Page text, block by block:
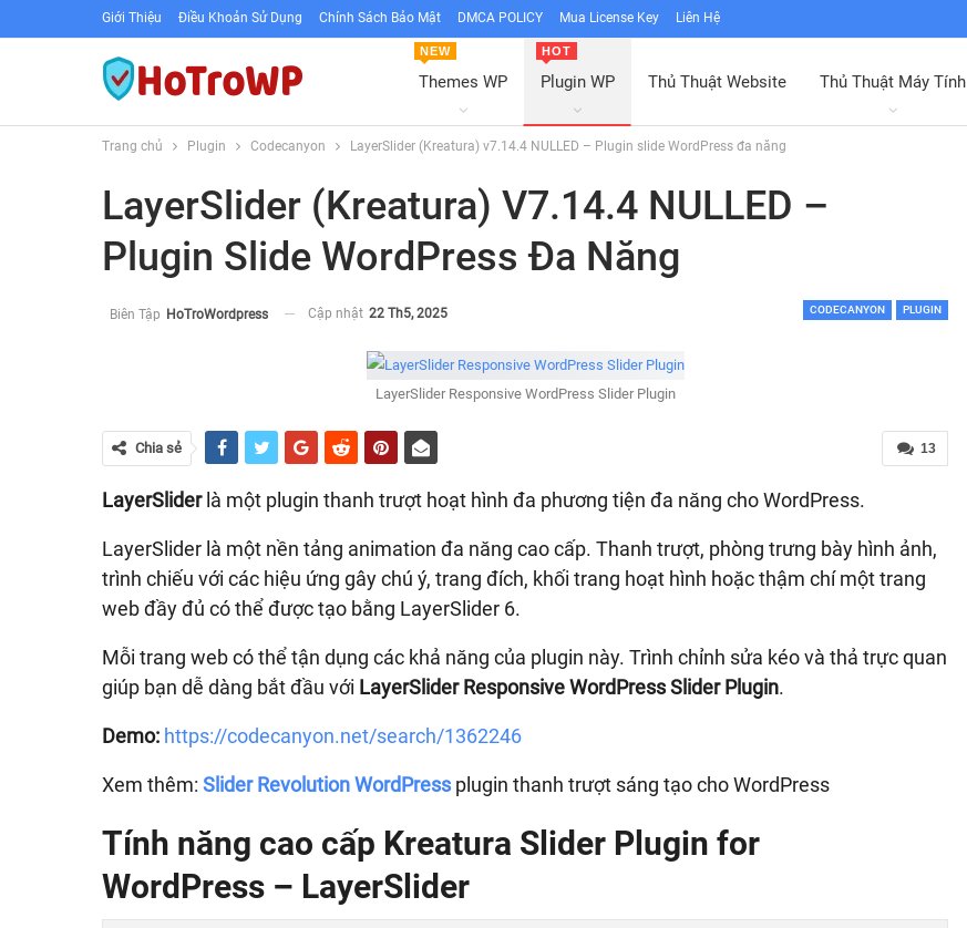
Giới Thiệu Điều Khoản Sử Dụng Chính Sách Bảo Mật DMCA POLICY Mua License Key Liên Hệ
Themes WP
NEW
Plugin WP
HOT
Thủ Thuật Website Thủ Thuật Máy Tính
Trang chủ Plugin Codecanyon LayerSlider (Kreatura) v7.14.4 NULLED – Plugin slide WordPress đa năng
LayerSlider (Kreatura) V7.14.4 NULLED –
Plugin Slide WordPress Đa Năng
CODECANYON PLUGIN
Biên Tập HoTroWordpress Cập nhật 22 Th5, 2025
LayerSlider Responsive WordPress Slider Plugin
13
Chia sẻ
LayerSliderlà một plugin thanh trượt hoạt hình đa phương tiện đa năng cho WordPress.
LayerSlider là một nền tảng animation đa năng cao cấp. Thanh trượt, phòng trưng bày hình ảnh,
trình chiếu với các hiệu ứng gây chú ý, trang đích, khối trang hoạt hình hoặc thậm chí một trang
web đầy đủ có thể được tạo bằng LayerSlider 6.
Mỗi trang web có thể tận dụng các khả năng của plugin này. Trình chỉnh sửa kéo và thả trực quan
giúp bạn dễ dàng bắt đầu với LayerSlider Responsive WordPress Slider Plugin.
Demo: https://codecanyon.net/search/1362246
Xem thêm: Slider Revolution WordPress plugin thanh trượt sáng tạo cho WordPress
Tính năng cao cấp Kreatura Slider Plugin for
WordPress – LayerSlider